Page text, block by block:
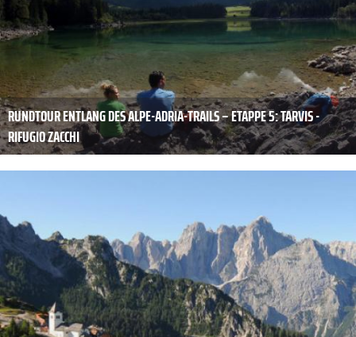
RUNDTOUR ENTLANG DES ALPE-ADRIA-TRAILS – ETAPPE 5: TARVIS -
RIFUGIO ZACCHI